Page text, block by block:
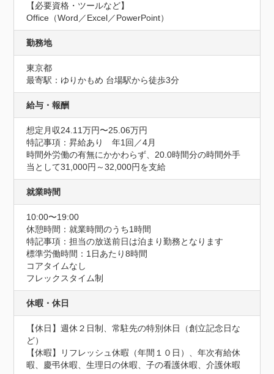
【必要資格・ツールなど】
Office（Word／Excel／PowerPoint）
勤務地
東京都
最寄駅：ゆりかもめ 台場駅から徒歩3分
給与・報酬
想定月収24.11万円〜25.06万円
特記事項：昇給あり　年1回／4月
時間外労働の有無にかかわらず、20.0時間分の時間外手
当として31,000円～32,000円を支給
就業時間
10:00〜19:00
休憩時間：就業時間のうち1時間
特記事項：担当の放送前日は泊まり勤務となります
標準労働時間：1日あたり8時間
コアタイムなし
フレックスタイム制
休暇・休日
【休日】週休２日制、常駐先の特別休日（創立記念日な
ど）
【休暇】リフレッシュ休暇（年間１０日）、年次有給休
暇、慶弔休暇、生理日の休暇、子の看護休暇、介護休暇